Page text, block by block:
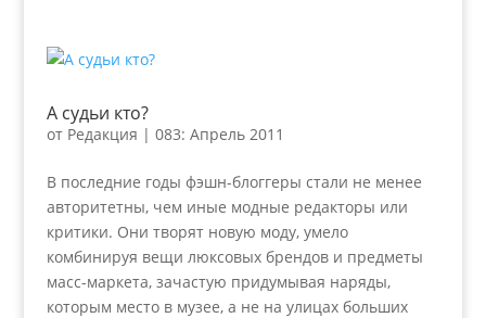
А судьи кто?
от Редакция | 083: Апрель 2011
В последние годы фэшн-блоггеры стали не менее
авторитетны, чем иные модные редакторы или
критики. Они творят новую моду, умело
комбинируя вещи люксовых брендов и предметы
масс-маркета, зачастую придумывая наряды,
которым место в музее, а не на улицах больших